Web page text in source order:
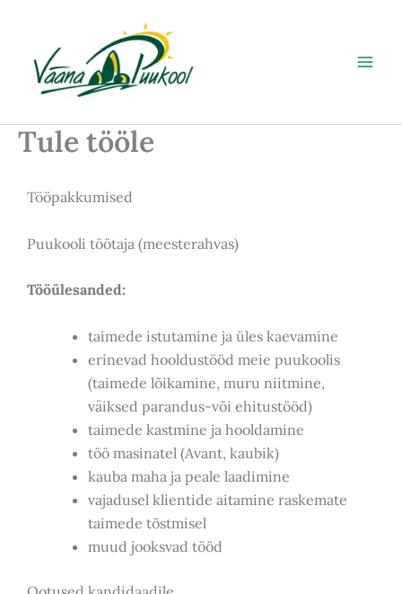
content
Tule tööle
Tööpakkumised
Puukooli töötaja (meesterahvas)
Tööülesanded:
taimede istutamine ja üles kaevamine
erinevad hooldustööd meie puukoolis
(taimede lõikamine, muru niitmine,
väiksed parandus-või ehitustööd)
taimede kastmine ja hooldamine
töö masinatel (Avant, kaubik)
kauba maha ja peale laadimine
vajadusel klientide aitamine raskemate
taimede tõstmisel
muud jooksvad tööd